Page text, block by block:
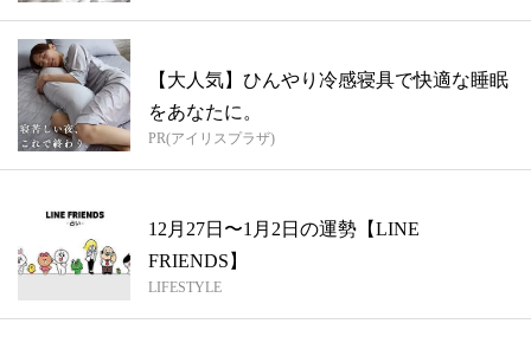
【大人気】ひんやり冷感寝具で快適な睡眠
をあなたに。
PR(アイリスプラザ)
12月27日〜1月2日の運勢【LINE
FRIENDS】
LIFESTYLE